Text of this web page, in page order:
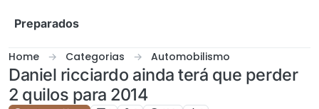
Preparados
Home Categorias Automobilismo
Daniel ricciardo ainda terá que perder
2 quilos para 2014